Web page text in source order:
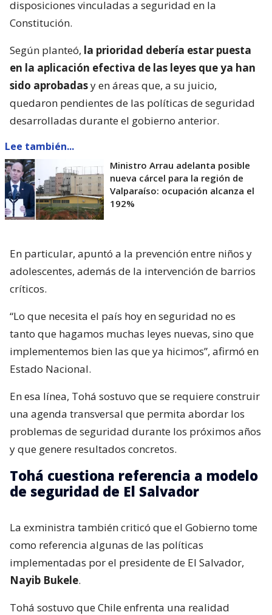
disposiciones vinculadas a seguridad en la
Constitución.
Según planteó, la prioridad debería estar puesta
en la aplicación efectiva de las leyes que ya han
sido aprobadasy en áreas que, a su juicio,
quedaron pendientes de las políticas de seguridad
desarrolladas durante el gobierno anterior.
Lee también...
Ministro Arrau adelanta posible
nueva cárcel para la región de
Valparaíso: ocupación alcanza el
192%
En particular, apuntó a la prevención entre niños y
adolescentes, además de la intervención de barrios
críticos.
“Lo que necesita el país hoy en seguridad no es
tanto que hagamos muchas leyes nuevas, sino que
implementemos bien las que ya hicimos”, afirmó en
Estado Nacional.
En esa línea, Tohá sostuvo que se requiere construir
una agenda transversal que permita abordar los
problemas de seguridad durante los próximos años
y que genere resultados concretos.
Tohá cuestiona referencia a modelo
de seguridad de El Salvador
La exministra también criticó que el Gobierno tome
como referencia algunas de las políticas
implementadas por el presidente de El Salvador,
Nayib Bukele.
Tohá sostuvo que Chile enfrenta una realidad